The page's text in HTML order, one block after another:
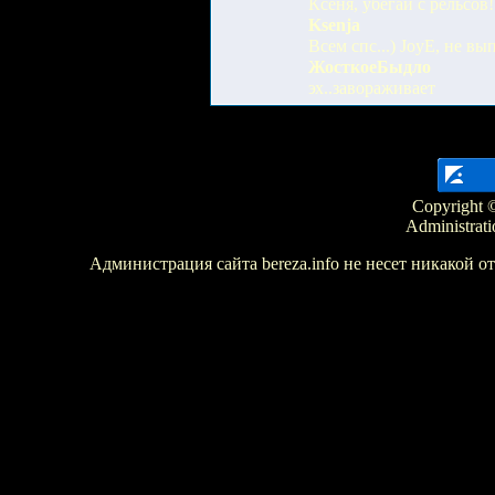
Ксеня, убегай с
Ksenja
Всем спс...) JoyE, не
ЖосткоеБыдло
эх..завораживает
Copyright
Администрация сайта bereza.info не несет никакой